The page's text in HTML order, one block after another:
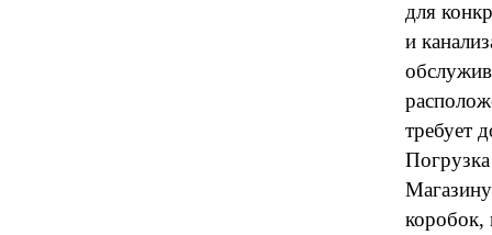
для
и
требует
коробок,